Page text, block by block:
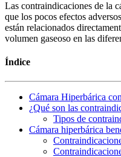
Las contraindicaciones de la
que los pocos efectos
están relacionados
volumen gaseoso en las
Índice
Cámara Hiperbárica
¿Qué son las
Tipos de
Cámara hiperbárica